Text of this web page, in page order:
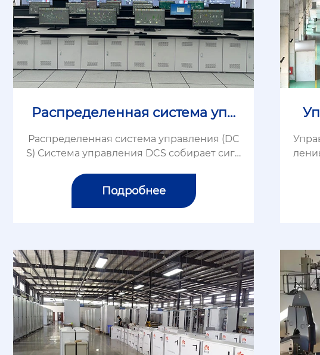
Распределенная система упр
авления (DCS)
Распределенная система управления (DC
S) Система управления DCS собирает сигн
рами процесса (такими как давление, расх
од, уровень жидкости, температура и т. д.),
...
Подробнее